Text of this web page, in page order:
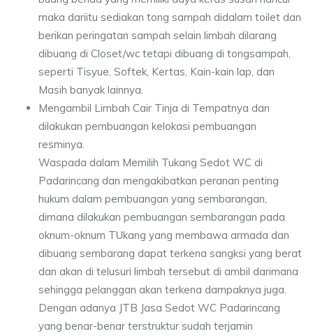
maka dariitu sediakan tong sampah didalam toilet dan
berikan peringatan sampah selain limbah dilarang
dibuang di Closet/wc tetapi dibuang di tongsampah,
seperti Tisyue, Softek, Kertas, Kain-kain lap, dan
Masih banyak lainnya.
Mengambil Limbah Cair Tinja di Tempatnya dan
dilakukan pembuangan kelokasi pembuangan
resminya.
Waspada dalam Memilih Tukang Sedot WC di
Padarincang dan mengakibatkan peranan penting
hukum dalam pembuangan yang sembarangan,
dimana dilakukan pembuangan sembarangan pada
oknum-oknum TUkang yang membawa armada dan
dibuang sembarang dapat terkena sangksi yang berat
dan akan di telusuri limbah tersebut di ambil darimana
sehingga pelanggan akan terkena dampaknya juga.
Dengan adanya JTB Jasa Sedot WC Padarincang
yang benar-benar terstruktur sudah terjamin